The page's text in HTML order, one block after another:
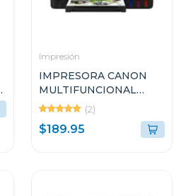
Impresión
IMPRESORA CANON
MULTIFUNCIONAL
INALÁMBRICA DE
TANQUES DE TINTA
INTEGRADOS G317
(2)
$189.95